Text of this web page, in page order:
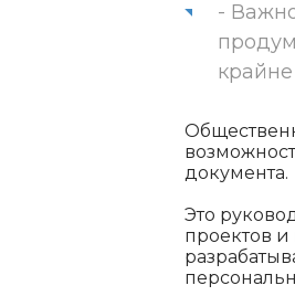
-
документа.
Это
проектов